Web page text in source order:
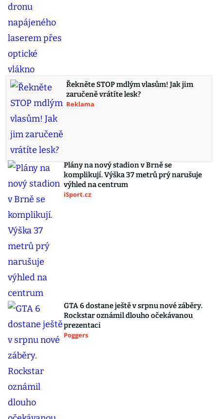
Řekněte STOP mdlým vlasům! Jak jim
zaručeně vrátíte lesk?
Reklama
Plány na nový stadion v Brně se
komplikují. Výška 37 metrů prý narušuje
výhled na centrum
iSport.cz
GTA 6 dostane ještě v srpnu nové záběry.
Rockstar oznámil dlouho očekávanou
prezentaci
Poggers